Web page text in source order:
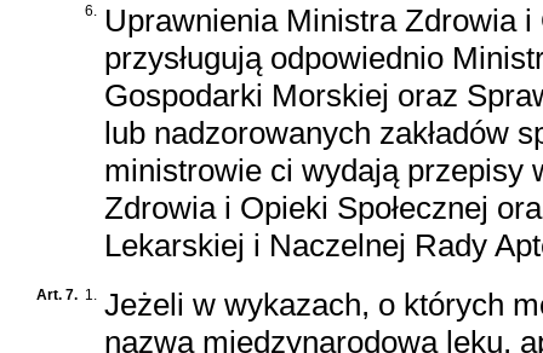
6.
Uprawnienia Ministra Zdrowia
przysługują odpowiednio
Gospodarki Morskiej oraz
lub nadzorowanych zakładów
ministrowie ci wydają przepisy
Zdrowia i Opieki Społecznej
Lekarskiej i Naczelnej Rady
Art. 7. 1.
Jeżeli w wykazach, o których
nazwą międzynarodową leku,